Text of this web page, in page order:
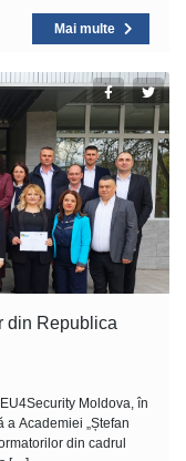
Mai multe
din Republica
Moldova, în
Academiei „Ștefan
din cadrul